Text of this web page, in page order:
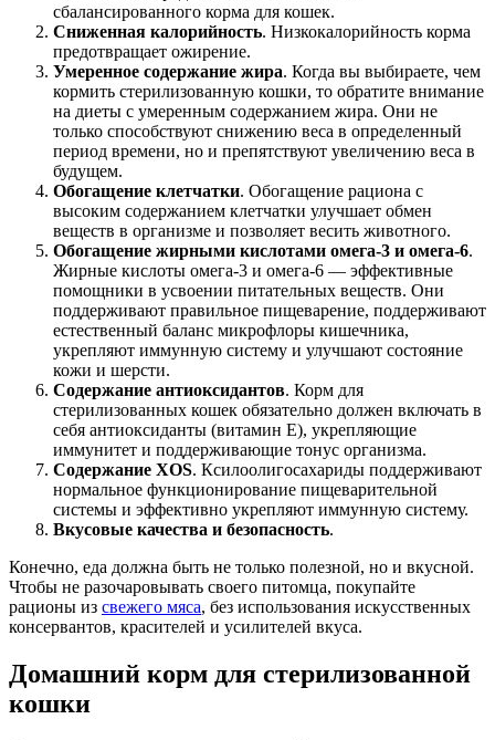
сбалансированного корма для кошек.
Сниженная калорийность. Низкокалорийность корма
предотвращает ожирение.
Умеренное содержание жира. Когда вы выбираете, чем
кормить стерилизованную кошки, то обратите внимание
на диеты с умеренным содержанием жира. Они не
только способствуют снижению веса в определенный
период времени, но и препятствуют увеличению веса в
будущем.
Обогащение клетчатки. Обогащение рациона с
высоким содержанием клетчатки улучшает обмен
веществ в организме и позволяет весить животного.
Обогащение жирными кислотами омега-3 и омега-6.
Жирные кислоты омега-3 и омега-6 — эффективные
помощники в усвоении питательных веществ. Они
поддерживают правильное пищеварение, поддерживают
естественный баланс микрофлоры кишечника,
укрепляют иммунную систему и улучшают состояние
кожи и шерсти.
Содержание антиоксидантов. Корм для
стерилизованных кошек обязательно должен включать в
себя антиоксиданты (витамин Е), укрепляющие
иммунитет и поддерживающие тонус организма.
Содержание XOS. Ксилоолигосахариды поддерживают
нормальное функционирование пищеварительной
системы и эффективно укрепляют иммунную систему.
Вкусовые качества и безопасность.
Конечно, еда должна быть не только полезной, но и вкусной.
Чтобы не разочаровывать своего питомца, покупайте
рационы из свежего мяса, без использования искусственных
консервантов, красителей и усилителей вкуса.
Домашний корм для стерилизованной
кошки